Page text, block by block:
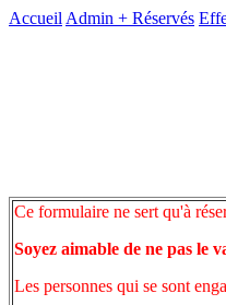
Accueil Admin + Réservés
Ce formulaire ne sert qu'à
Soyez aimable de ne pas le
Les personnes qui se sont